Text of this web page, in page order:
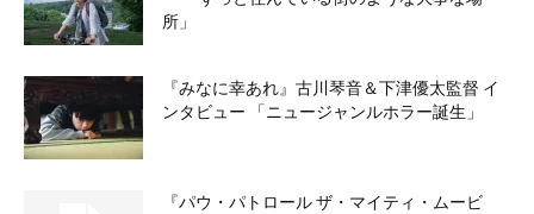
所」
『みなに幸あれ』古川琴音＆下津優太監督 イ
ンタビュー 「ニュージャンルホラー誕生」
『パウ・パトロール ザ・マイティ・ムービ